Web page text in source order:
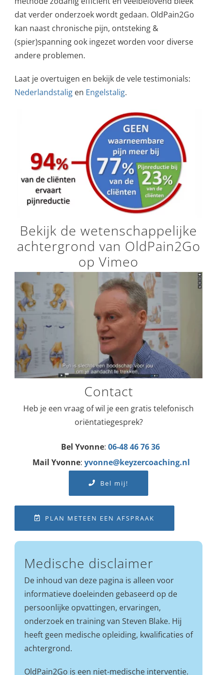
dat verder onderzoek wordt gedaan. OldPain2Go
kan naast chronische pijn, ontsteking &
(spier)spanning ook ingezet worden voor diverse
andere problemen.
Laat je overtuigen en bekijk de vele testimonials:
Nederlandstalig en Engelstalig.
Bekijk de wetenschappelijke
achtergrond van OldPain2Go
op Vimeo
Contact
Heb je een vraag of wil je een gratis telefonisch
oriëntatiegesprek?
Bel Yvonne: 06-48 46 76 36
Mail Yvonne:yvonne@keyzercoaching.nl
Bel mij!
PLAN METEEN EEN AFSPRAAK
Medische disclaimer
De inhoud van deze pagina is alleen voor
informatieve doeleinden gebaseerd op de
persoonlijke opvattingen, ervaringen,
onderzoek en training van Steven Blake. Hij
heeft geen medische opleiding, kwalificaties of
achtergrond.
OldPain2Go is een niet-medische interventie.